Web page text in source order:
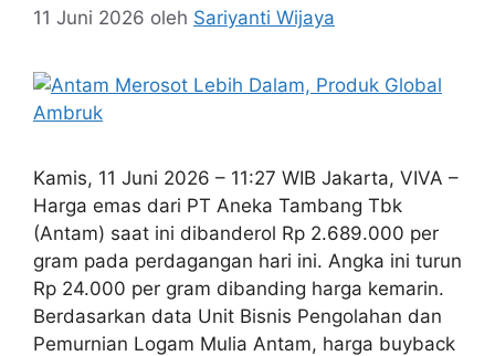
11 Juni 2026 oleh Sariyanti Wijaya
Kamis, 11 Juni 2026 – 11:27 WIB Jakarta, VIVA –
Harga emas dari PT Aneka Tambang Tbk
(Antam) saat ini dibanderol Rp 2.689.000 per
gram pada perdagangan hari ini. Angka ini turun
Rp 24.000 per gram dibanding harga kemarin.
Berdasarkan data Unit Bisnis Pengolahan dan
Pemurnian Logam Mulia Antam, harga buyback